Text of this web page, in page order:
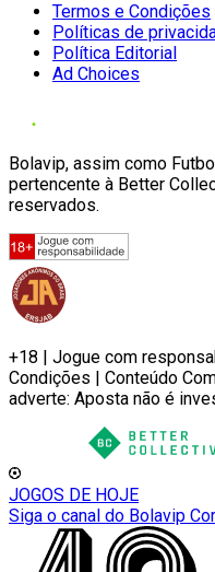
Termos e Condições
Políticas de
Política Editorial
Ad Choices
Bolavip, assim como
pertencente à Better
reservados.
+18 | Jogue com
Condições | Conteúdo
adverte: Aposta não é
JOGOS DE HOJE
Siga o canal do Bolavip